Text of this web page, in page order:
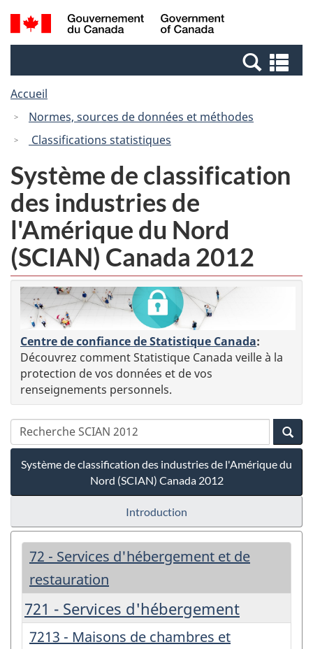
Passer
au
Passer
à
Canada
Recherche
et
et
Accueil
Normes, sources de données et méthodes
Classifications statistiques
Système de classification
des industries de
l'Amérique du Nord
(SCIAN) Canada 2012
Centre de confiance de Statistique Canada:
Découvrez comment Statistique Canada veille à la
protection de vos données et de vos
renseignements personnels.
Système de classification des industries de l'Amérique du
Nord (SCIAN) Canada 2012
Introduction
72 - Services d'hébergement et de
restauration
721 - Services d'hébergement
7213 - Maisons de chambres et